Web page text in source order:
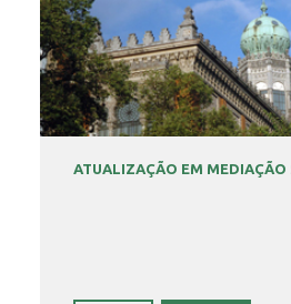
ATUALIZAÇÃO EM MEDIAÇÃO